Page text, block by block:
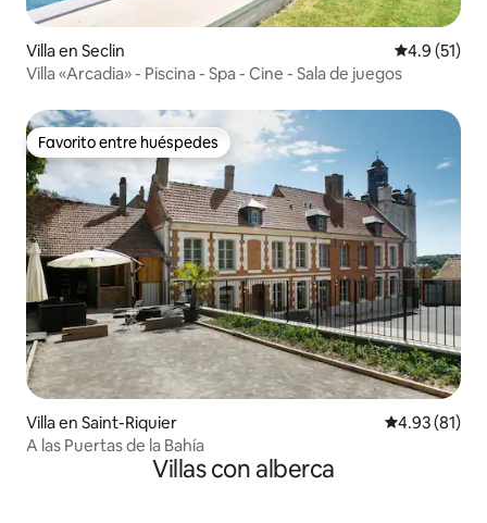
Villa en Seclin Calificación
4.9 (51)
Villa «Arcadia» - Piscina - Spa - Cine - Sala de juegos
Favorito entre huéspedes
Favorito entre huéspedes
Villa en Saint-Riquier Calificación
4.93 (81)
A las Puertas de la Bahía
Villas con alberca